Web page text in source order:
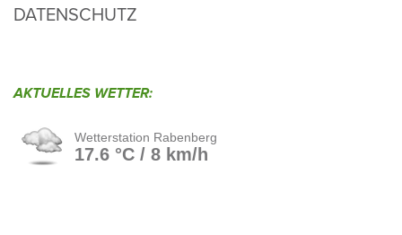
DATENSCHUTZ
AKTU­ELLES WETTER: